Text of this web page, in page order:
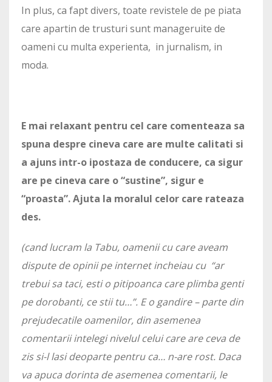
In plus, ca fapt divers, toate revistele de pe piata
care apartin de trusturi sunt manageruite de
oameni cu multa experienta, in jurnalism, in
moda.
E mai relaxant pentru cel care comenteaza sa
spuna despre cineva care are multe calitati si
a ajuns intr-o ipostaza de conducere, ca sigur
are pe cineva care o “sustine”, sigur e
“proasta”. Ajuta la moralul celor care rateaza
des.
(cand lucram la Tabu, oamenii cu care aveam
dispute de opinii pe internet incheiau cu “ar
trebui sa taci, esti o pitipoanca care plimba genti
pe dorobanti, ce stii tu…”. E o gandire – parte din
prejudecatile oamenilor, din asemenea
comentarii intelegi nivelul celui care are ceva de
zis si-l lasi deoparte pentru ca… n-are rost. Daca
va apuca dorinta de asemenea comentarii, le